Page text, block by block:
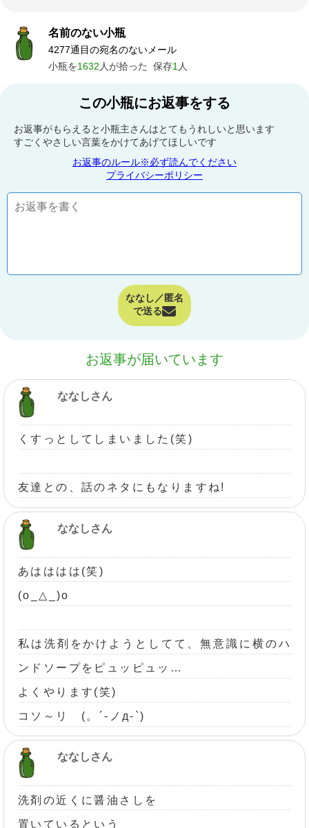
名前のない小瓶
4277通目の宛名のないメール
小瓶を1632 人が拾った 保存1 人
この小瓶にお返事をする
お返事がもらえると小瓶主さんはとてもうれしいと思います
すごくやさしい言葉をかけてあげてほしいです
お返事のルール※必ず読んでください
プライバシーポリシー
ななし／匿名
で送る
お返事が届いています
ななしさん
くすっとしてしまいました(笑)
友達との、話のネタにもなりますね!
ななしさん
あはははは(笑)
(o_△_)o
私は洗剤をかけようとしてて、無意識に横のハ
ンドソープをピュッピュッ…
よくやります(笑)
コソ～リ (。´-ノд-`)
ななしさん
洗剤の近くに醤油さしを
置いているという